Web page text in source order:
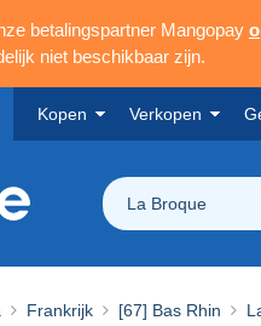
betalingspartner Mangopay
niet beschikbaar zijn.
Kopen Verkopen
La Broque
Frankrijk [67] Bas Rhin